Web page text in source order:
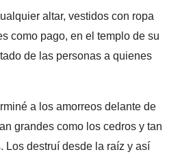
altar, vestidos con ropa
como pago, en el templo de su
de las personas a quienes
a los amorreos delante de
grandes como los cedros y tan
Los destruí desde la raíz y así